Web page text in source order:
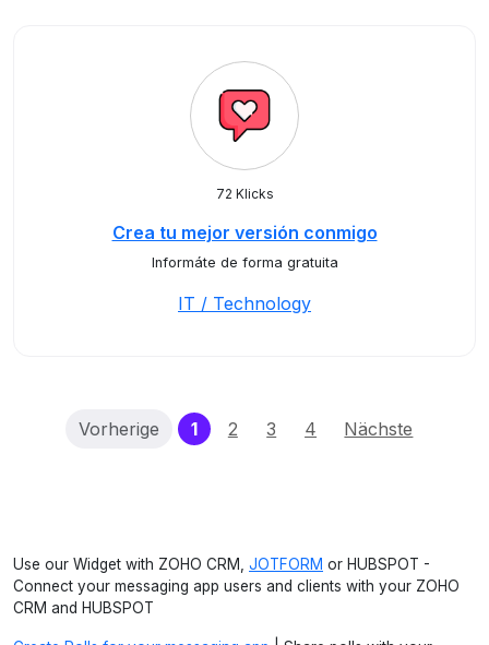
72 Klicks
Crea tu mejor versión conmigo
Informáte de forma gratuita
IT / Technology
Vorherige 1(current)
2 3 4 Nächste
Use our Widget with ZOHO CRM, JOTFORM or HUBSPOT -
Connect your messaging app users and clients with your ZOHO
CRM and HUBSPOT